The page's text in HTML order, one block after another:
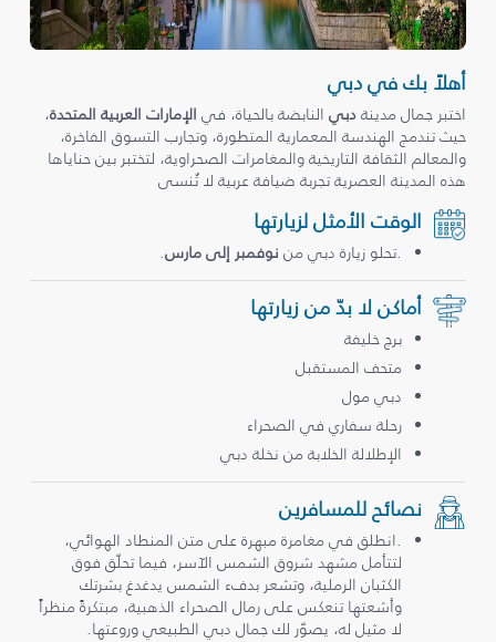
أهلاً بك في دبي
اختبر جمال مدينةدبيالنابضة بالحياة، في الإمارات العربية المتحدة،
حيث تندمج الهندسة المعمارية المتطورة، وتجارب التسوق الفاخرة،
والمعالم الثقافة التاريخية والمغامرات الصحراوية، لتختبر بين حناياها
هذه المدينة العصرية تجربة ضيافة عربية لا تُنسى
الوقت الأمثل لزيارتها
.تحلو زيارة دبي من نوفمبر إلى مارس.
أماكن لا بدّ من زيارتها
برج خليفة
متحف المستقبل
دبي مول
رحلة سفاري في الصحراء
الإطلالة الخلابة من نخلة دبي
نصائح للمسافرين
.انطلق في مغامرة مبهرة على متن المنطاد الهوائي،
لتتأمل مشهد شروق الشمس الآسر، فيما تحلّق فوق
الكثبان الرملية، وتشعر بدفء الشمس يدغدغ بشرتك
وأشعتها تنعكس على رمال الصحراء الذهبية، مبتكرةً منظراً
لا مثيل له، يصوّر لك جمال دبي الطبيعي وروعتها.